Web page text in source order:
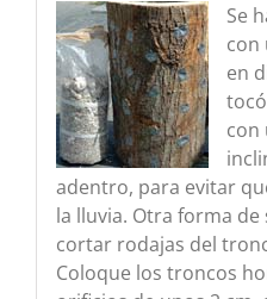
Se
con
en
con
adentro, para evitar
la lluvia. Otra forma
cortar rodajas del
Coloque los troncos